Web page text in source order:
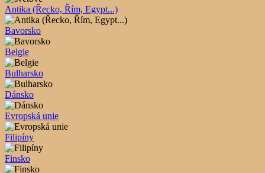
Antika (Řecko, Řím, Egypt...)
Bavorsko
Belgie
Bulharsko
Dánsko
Evropská unie
Filipíny
Finsko